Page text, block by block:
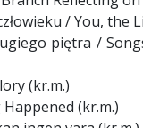
/ You, the
piętra /
(kr.m.)
(kr.m.)